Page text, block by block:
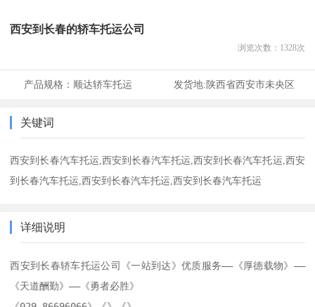
西安到长春的轿车托运公司
浏览次数： 1328次
产品规格： 顺达轿车托运 发货地:陕西省西安市未央区
关键词
西安到长春汽车托运,西安到长春汽车托运,西安到长春汽车托运,西安
到长春汽车托运,西安到长春汽车托运,西安到长春汽车托运
详细说明
西安到长春轿车托运公司《一站到达》优质服务——《厚德载物》——
《天道酬勤》——《勇者必胜》